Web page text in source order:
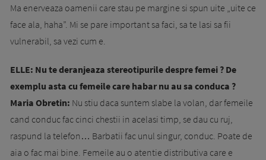
Ma enerveaza oamenii care stau pe margine si spun uite „uite ce
face ala, haha”. Mi se pare important sa faci, sa te lasi sa fii
vulnerabil, sa vezi cum e.
ELLE: Nu te deranjeaza stereotipurile despre femei ? De
exemplu asta cu femeile care habar nu au sa conduca ?
Maria Obretin: Nu stiu daca suntem slabe la volan, dar femeile
cand conduc fac cinci chestii in acelasi timp, se dau cu ruj,
raspund la telefon… Barbatii fac unul singur, conduc. Poate de
aia o fac mai bine. Femeile au o atentie distributiva care e